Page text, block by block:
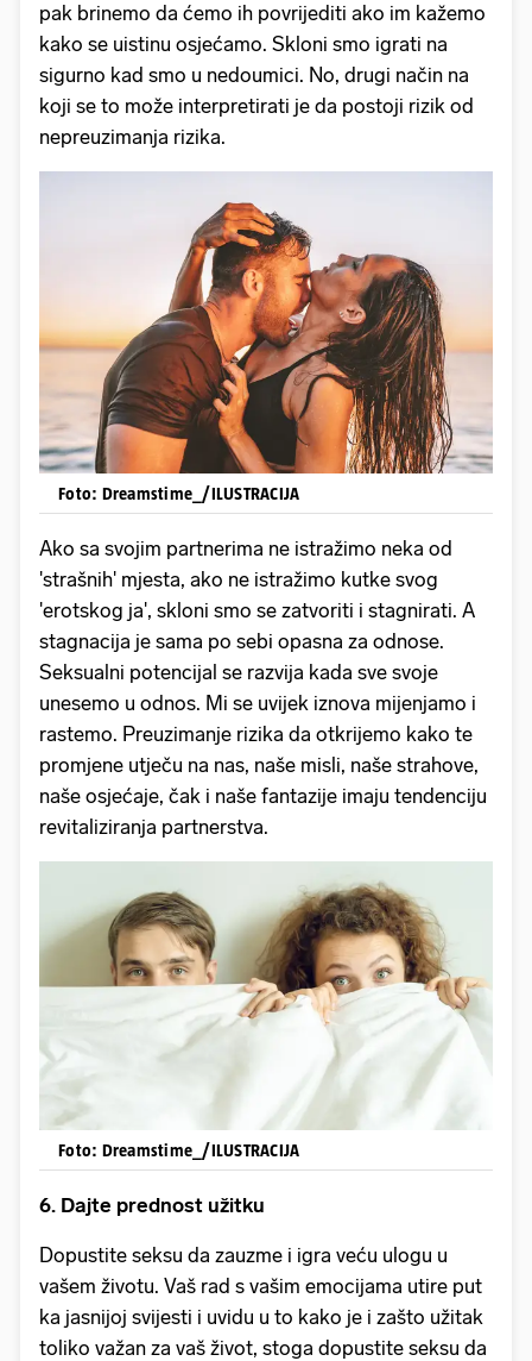
pak brinemo da ćemo ih povrijediti ako im kažemo
kako se uistinu osjećamo. Skloni smo igrati na
sigurno kad smo u nedoumici. No, drugi način na
koji se to može interpretirati je da postoji rizik od
nepreuzimanja rizika.
Foto: Dreamstime_/ILUSTRACIJA
Ako sa svojim partnerima ne istražimo neka od
'strašnih' mjesta, ako ne istražimo kutke svog
'erotskog ja', skloni smo se zatvoriti i stagnirati. A
stagnacija je sama po sebi opasna za odnose.
Seksualni potencijal se razvija kada sve svoje
unesemo u odnos. Mi se uvijek iznova mijenjamo i
rastemo. Preuzimanje rizika da otkrijemo kako te
promjene utječu na nas, naše misli, naše strahove,
naše osjećaje, čak i naše fantazije imaju tendenciju
revitaliziranja partnerstva.
Foto: Dreamstime_/ILUSTRACIJA
6. Dajte prednost užitku
Dopustite seksu da zauzme i igra veću ulogu u
vašem životu. Vaš rad s vašim emocijama utire put
ka jasnijoj svijesti i uvidu u to kako je i zašto užitak
toliko važan za vaš život, stoga dopustite seksu da